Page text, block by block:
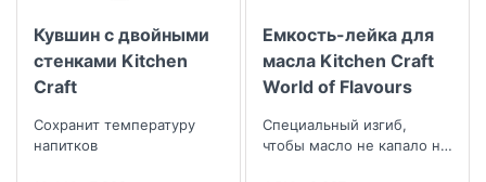
Кувшин с двойными
стенками Kitchen
Craft
Сохранит температуру
напитков
Емкость-лейка для
масла Kitchen Craft
World of Flavours
Специальный изгиб,
чтобы масло не капало на